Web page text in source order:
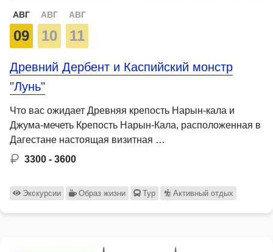
АВГ
09
АВГ
10
АВГ
11
Древний Дербент и Каспийский монстр
"Лунь"
Что вас ожидает Древняя крепость Нарын-кала и
Джума-мечеть Крепость Нарын-Кала, расположенная в
Дагестане настоящая визитная …
3300 - 3600
Экскурсии Образ жизни Тур Активный отдых